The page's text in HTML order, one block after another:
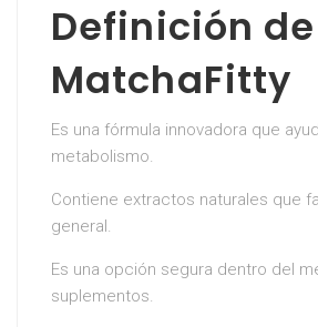
Definición de
MatchaFitty
Es una fórmula innovadora que
metabolismo.
Contiene extractos naturales que
general.
Es una opción segura dentro del
suplementos.